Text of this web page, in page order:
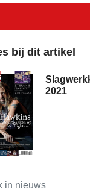
bij dit artikel
2021